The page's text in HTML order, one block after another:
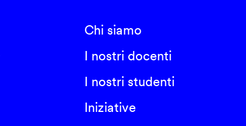
Chi siamo
I nostri docenti
I nostri studenti
Iniziative